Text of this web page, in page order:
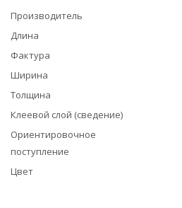
Производитель
Длина
Фактура
Ширина
Толщина
Клеевой слой (сведение)
Ориентировочное
поступление
Цвет